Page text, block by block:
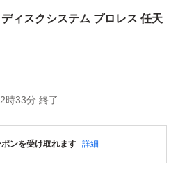
ィスクシステム プロレス 任天
時33分 終了
ンを受け取れます 詳細